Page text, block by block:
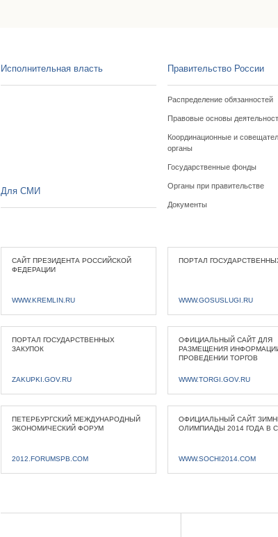
Исполнительная власть Правительство России
Распределение обязанностей
Правовые основы
Координационные и
органы
Государственные фонды
Органы при правительстве
Документы
Для СМИ
САЙТ ПРЕЗИДЕНТА РОССИЙСКОЙ
ФЕДЕРАЦИИ
WWW.KREMLIN.RU
ПОРТАЛ
WWW.GOSUSLUGI.RU
ПОРТАЛ ГОСУДАРСТВЕННЫХ
ЗАКУПОК
ZAKUPKI.GOV.RU
ОФИЦИАЛЬНЫЙ САЙТ ДЛЯ
РАЗМЕЩЕНИЯ
ПРОВЕДЕНИИ ТОРГОВ
WWW.TORGI.GOV.RU
ПЕТЕРБУРГСКИЙ МЕЖДУНАРОДНЫЙ
ЭКОНОМИЧЕСКИЙ ФОРУМ
2012.FORUMSPB.COM
ОФИЦИАЛЬНЫЙ САЙТ
ОЛИМПИАДЫ 2014 ГОДА В
WWW.SOCHI2014.COM